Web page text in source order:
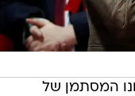
המסתמן של